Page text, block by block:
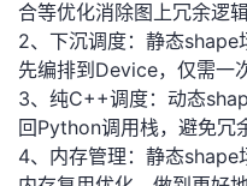
的
课
程
我
的
认
我
的
我
技
术
支
的
云
声
合等优化消除图上冗余逻
2、 下沉调度：静态shape
先编排到Device，仅需一
3、 纯C++调度：动态
回Python调用栈，避免冗
4、 内存管理 ：静态shape